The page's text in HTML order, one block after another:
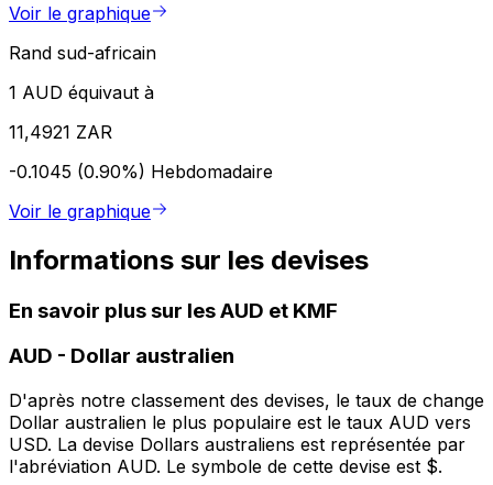
Voir le graphique
Rand sud-africain
1 AUD équivaut à
11,4921 ZAR
-0.1045 (0.90%) Hebdomadaire
Voir le graphique
Informations sur les devises
En savoir plus sur les AUD et KMF
AUD - Dollar australien
D'après notre classement des devises, le taux de change
Dollar australien le plus populaire est le taux AUD vers
USD. La devise Dollars australiens est représentée par
l'abréviation AUD. Le symbole de cette devise est $.